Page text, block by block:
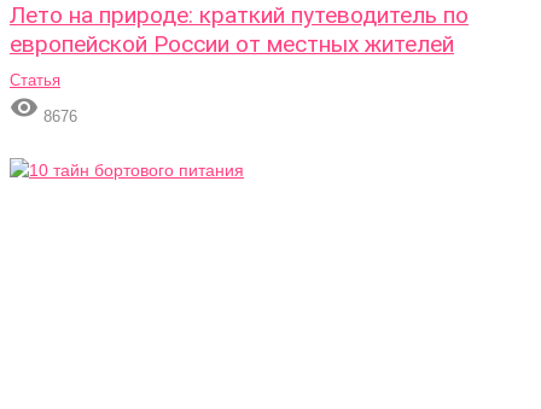
Лето на природе: краткий путеводитель по
европейской России от местных жителей
Статья
 8676